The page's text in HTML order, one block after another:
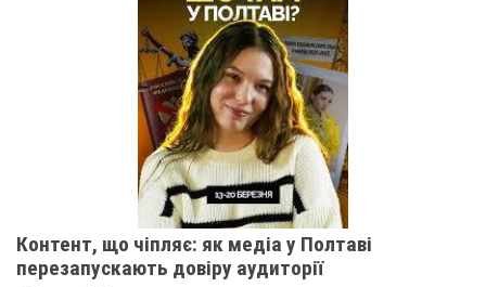
Контент, що чіпляє: як медіа у Полтаві
перезапускають довіру аудиторії